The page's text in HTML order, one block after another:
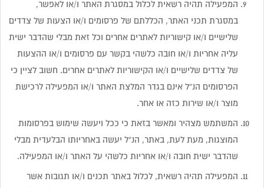
המפעילה תהיה רשאית לכלול במסגרת האתר ו/או לאפשר,
במסגרת תכני האתר, הכללתם של פרסומים ו/או הצעות של צדדים
שלישיים ו/או קישוריות לאתרים אחרים וכל זאת מבלי שהדבר ישית
עליה אחריות ו/או חובה כלשהי בקשר עם פרסומים ו/או ההצעות
של צדדים שלישיים ו/או הקישוריות לאתרים אחרים. חשוב לציין כי
הפרסומים הנ”ל אינם בגדר המלצת האתר ו/או המפעילה לרכישת
מוצר ו/או שירות כזה או אחר.
המשתמש מצהיר ומאשר בזאת כי ככל ויעשה שימוש בפרסומות
המוצגות, מעת לעת, באתר, הנ”ל יעשה באחריותו הבלעדית מבלי
שהדבר ישית חובה ו/או אחריות כלשהי על האתר ו/או המפעילה.
המפעילה תהיה רשאית, לכלול באתר תכנים ו/או תגובות אשר